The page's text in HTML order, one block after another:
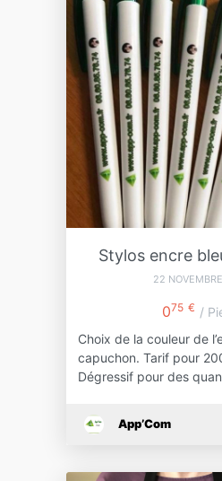
Stylos encre
22
075 € /
Choix de la couleur de
capuchon. Tarif pour
Dégressif pour des
App’Com